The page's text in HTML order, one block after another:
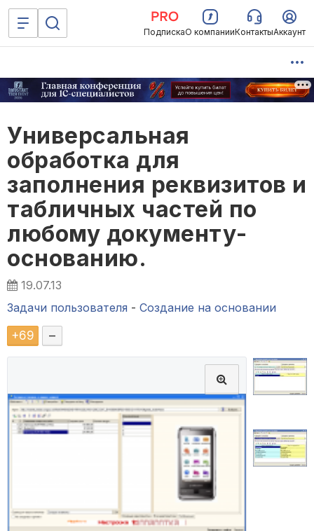
ПодпискаО компанииКонтактыАккаунт
Универсальная
обработка для
заполнения реквизитов и
табличных частей по
любому документу-
основанию.
19.07.13
Задачи пользователя - Создание на основании
+69 –